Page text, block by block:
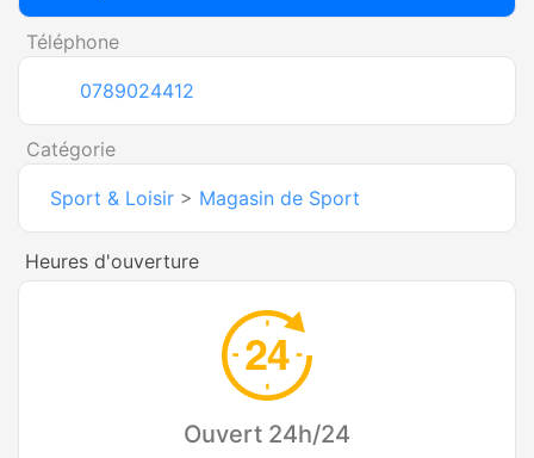
Téléphone
0789024412
Catégorie
Sport & Loisir > Magasin de Sport
Heures d'ouverture
Ouvert 24h/24